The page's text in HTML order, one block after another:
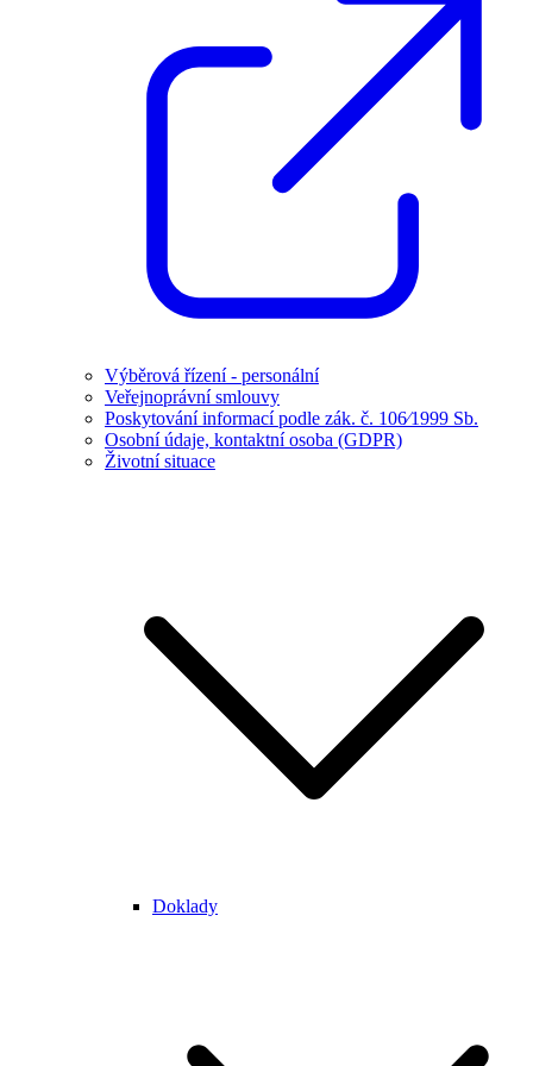
Výběrová řízení - personální
Veřejnoprávní smlouvy
Poskytování informací podle zák. č. 106⁄1999 Sb.
Osobní údaje, kontaktní osoba (GDPR)
Životní situace
Doklady